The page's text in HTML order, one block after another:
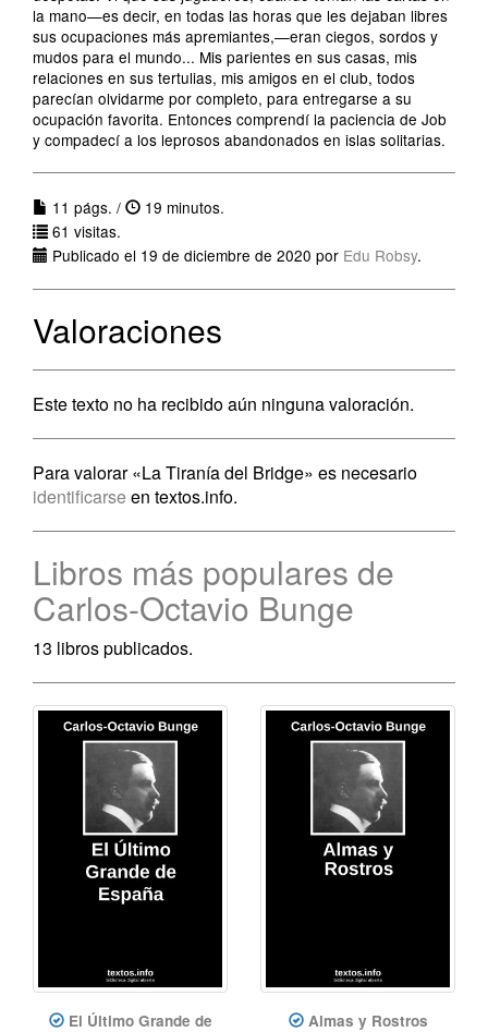
la mano—es decir, en todas las horas que les dejaban libres
sus ocupaciones más apremiantes,—eran ciegos, sordos y
mudos para el mundo... Mis parientes en sus casas, mis
relaciones en sus tertulias, mis amigos en el club, todos
parecían olvidarme por completo, para entregarse a su
ocupación favorita. Entonces comprendí la paciencia de Job
y compadecí a los leprosos abandonados en islas solitarias.
11 págs. /
19 minutos.
61 visitas.
Publicado el 19 de diciembre de 2020 por Edu Robsy.
Valoraciones
Este texto no ha recibido aún ninguna valoración.
Para valorar «La Tiranía del Bridge» es necesario
identificarse en textos.info.
Libros más populares de
Carlos-Octavio Bunge
13 libros publicados.
El Último Grande de
Almas y Rostros